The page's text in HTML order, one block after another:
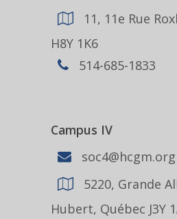
11, 11e Rue
H8Y 1K6
514-685-1833
Campus IV
soc4@hcgm.org
5220, Grande
Hubert, Québec J3Y